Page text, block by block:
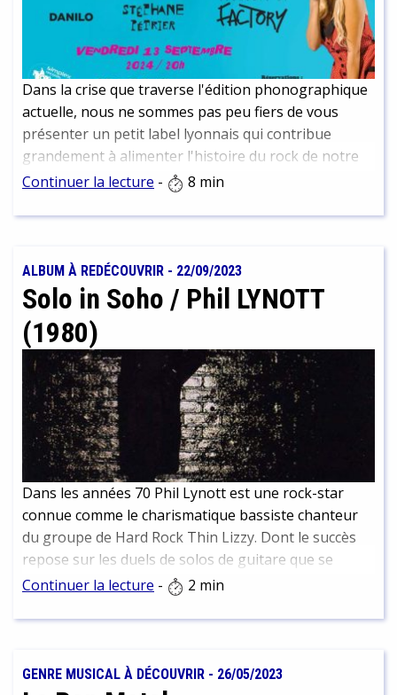
Dans la crise que traverse l'édition phonographique
actuelle, nous ne sommes pas peu fiers de vous
présenter un petit label lyonnais qui contribue
grandement à alimenter l'histoire du rock de notre
belle ville.
Continuer la lecture - 8 min
ALBUM À REDÉCOUVRIR - 22/09/2023
Solo in Soho / Phil LYNOTT
(1980)
Dans les années 70 Phil Lynott est une rock-star
connue comme le charismatique bassiste chanteur
du groupe de Hard Rock Thin Lizzy. Dont le succès
repose sur les duels de solos de guitare que se
livrent les deux guitaristes leaders.
Continuer la lecture - 2 min
GENRE MUSICAL À DÉCOUVRIR - 26/05/2023